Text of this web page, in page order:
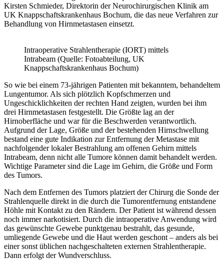
Kirsten Schmieder, Direktorin der Neurochirurgischen Klinik am
UK Knappschaftskrankenhaus Bochum, die das neue Verfahren zur
Behandlung von Hirnmetastasen einsetzt.
Intraoperative Strahlentherapie (IORT) mittels
Intrabeam (Quelle: Fotoabteilung, UK
Knappschaftskrankenhaus Bochum)
So wie bei einem 73-jährigen Patienten mit bekanntem, behandeltem
Lungentumor. Als sich plötzlich Kopfschmerzen und
Ungeschicklichkeiten der rechten Hand zeigten, wurden bei ihm
drei Hirnmetastasen festgestellt. Die Größte lag an der
Hirnoberfläche und war für die Beschwerden verantwortlich.
Aufgrund der Lage, Größe und der bestehenden Hirnschwellung
bestand eine gute Indikation zur Entfernung der Metastase mit
nachfolgender lokaler Bestrahlung am offenen Gehirn mittels
Intrabeam, denn nicht alle Tumore können damit behandelt werden.
Wichtige Parameter sind die Lage im Gehirn, die Größe und Form
des Tumors.
Nach dem Entfernen des Tumors platziert der Chirurg die Sonde der
Strahlenquelle direkt in die durch die Tumorentfernung entstandene
Höhle mit Kontakt zu den Rändern. Der Patient ist während dessen
noch immer narkotisiert. Durch die intraoperative Anwendung wird
das gewünschte Gewebe punktgenau bestrahlt, das gesunde,
umliegende Gewebe und die Haut werden geschont – anders als bei
einer sonst üblichen nachgeschalteten externen Strahlentherapie.
Dann erfolgt der Wundverschluss.